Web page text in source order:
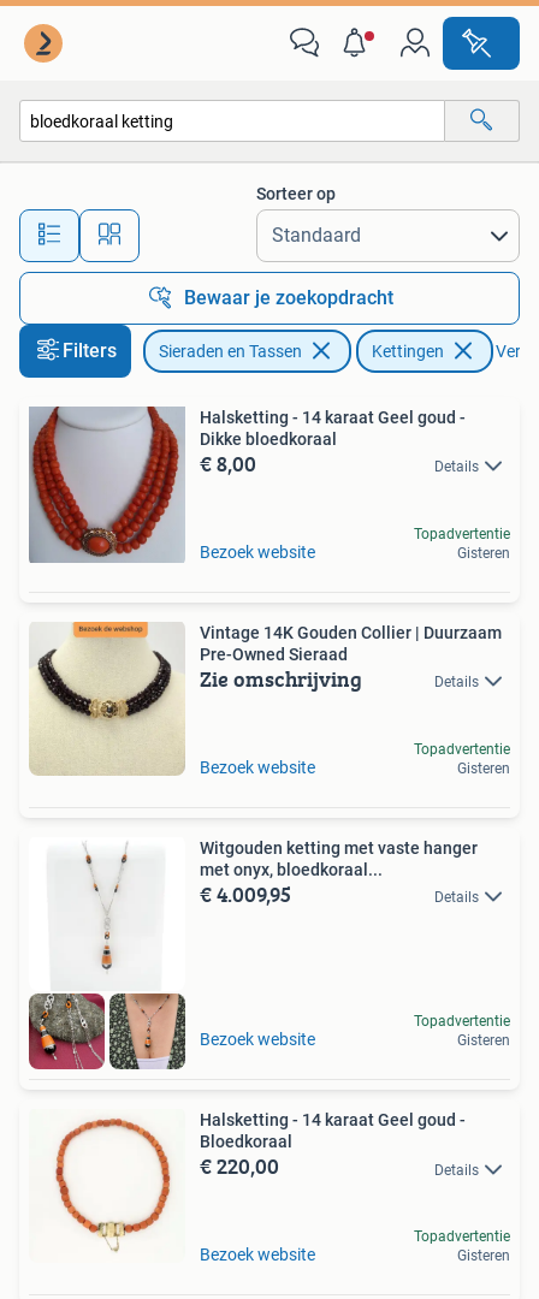
Alle afstanden…
Sorteer op
Bewaar je zoekopdracht
Filters Sieraden en Tassen Kettingen
Halsketting - 14 karaat Geel goud -
Dikke bloedkoraal
€ 8,00 Details
Bezoek website
Topadvertentie
Gisteren
Vintage 14K Gouden Collier | Duurzaam
Pre-Owned Sieraad
Zie omschrijving Details
Bezoek website
Topadvertentie
Gisteren
Witgouden ketting met vaste hanger
met onyx, bloedkoraal...
€ 4.009,95 Details
Bezoek website
Topadvertentie
Gisteren
Halsketting - 14 karaat Geel goud -
Bloedkoraal
€ 220,00 Details
Bezoek website
Topadvertentie
Gisteren